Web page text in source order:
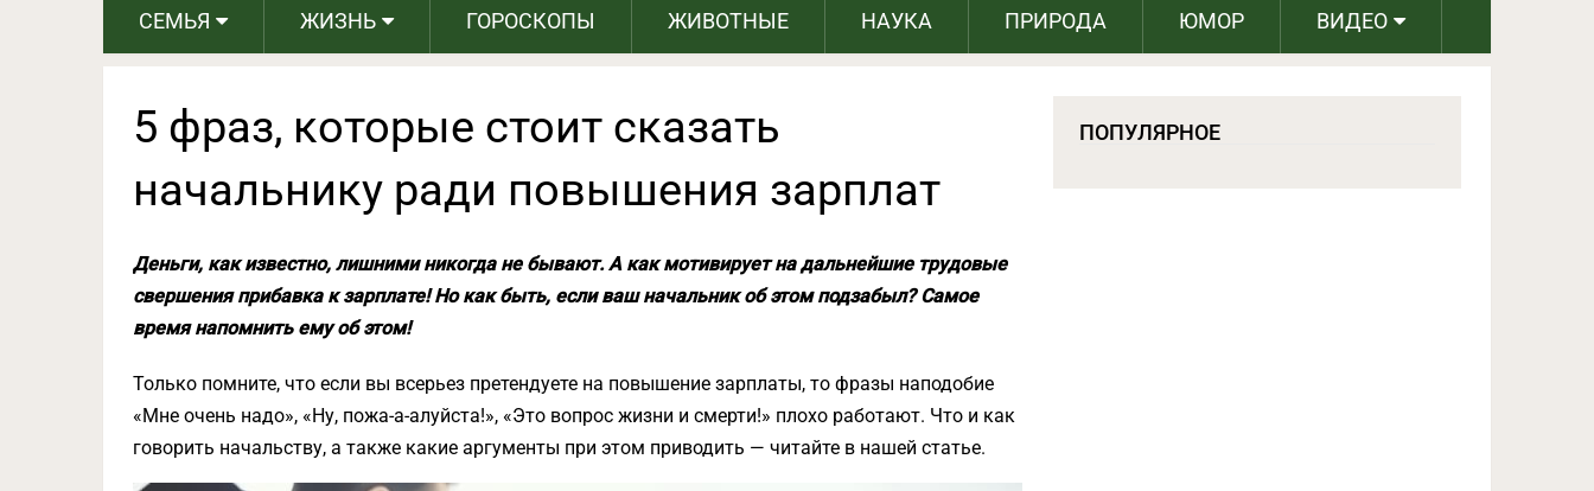
СЕМЬЯ ЖИЗНЬ ГОРОСКОПЫ ЖИВОТНЫЕ НАУКА ПРИРОДА ЮМОР ВИДЕО
5 фраз, которые стоит сказать
начальнику ради повышения зарплат
Деньги, как известно, лишними никогда не бывают. А как мотивирует на дальнейшие трудовые
свершения прибавка к зарплате! Но как быть, если ваш начальник об этом подзабыл? Самое
время напомнить ему об этом!
Только помните, что если вы всерьез претендуете на повышение зарплаты, то фразы наподобие
«Мне очень надо», «Ну, пожа-а-алуйста!», «Это вопрос жизни и смерти!» плохо работают. Что и как
говорить начальству, а также какие аргументы при этом приводить — читайте в нашей статье.
ПОПУЛЯРНОЕ